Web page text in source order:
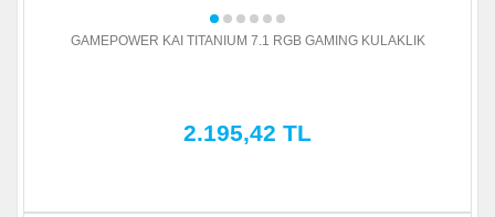
GAMEPOWER KAI TITANIUM 7.1 RGB GAMING KULAKLIK
2.195,42 TL